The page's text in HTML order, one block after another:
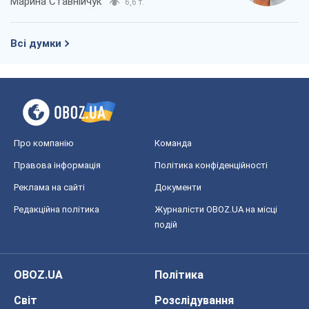
Всі думки
Про компанію Команда
Правова інформація Політика конфіденційності
Реклама на сайті Документи
Редакційна політика
Журналісти OBOZ.UA на місці
подій
OBOZ.UA
Політика
Світ
Розслідування